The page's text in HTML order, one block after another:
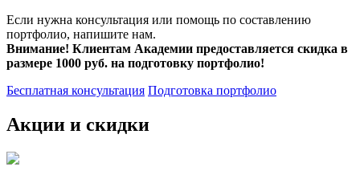
Если нужна консультация или помощь по составлению
портфолио, напишите нам.
Внимание! Клиентам Академии предоставляется скидка в
размере 1000 руб. на подготовку портфолио!
Бесплатная консультация Подготовка портфолио
Акции и скидки